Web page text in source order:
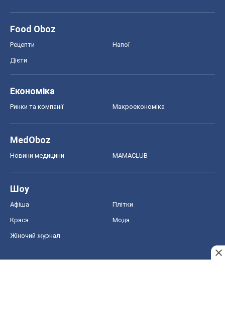
Food Oboz
Рецепти Напої
Дієти
Економіка
Ринки та компанії Макроекономіка
MedOboz
Новини медицини MAMACLUB
Шоу
Афіша Плітки
Краса Мода
Жіночий журнал